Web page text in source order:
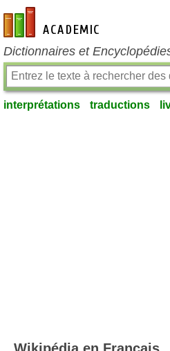
fr-academic.com
Dictionnaires et
interprétations traductions